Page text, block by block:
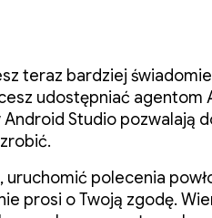
teraz bardziej świadomie
udostępniać agentom
Studio pozwalają
polecenia
prosi o Twoją zgodę.